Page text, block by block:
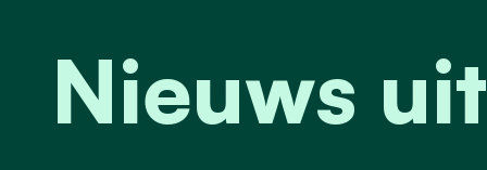
Nieuws